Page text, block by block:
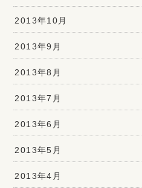
2013年10月
2013年9月
2013年8月
2013年7月
2013年6月
2013年5月
2013年4月